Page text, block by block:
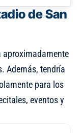
de San
aproximadamente
Además, tendría
para los
eventos y